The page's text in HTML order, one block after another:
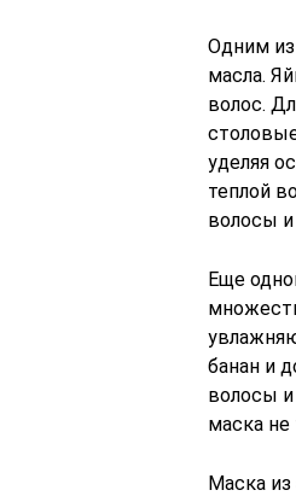
Одним из
масла.
волос.
уделяя
теплой
волосы
Еще
банан и
волосы и
маска не
Маска